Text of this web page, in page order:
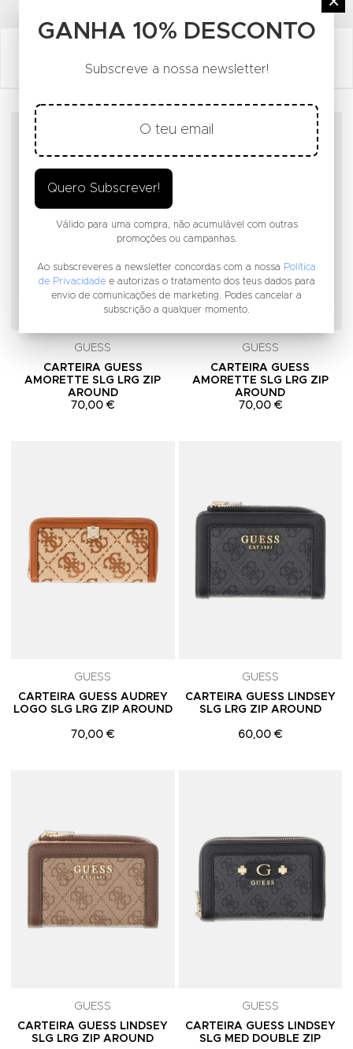
Adicionar aos Favoritos
GUESS
CARTEIRA GUESS
AMORETTE SLG LRG ZIP
AROUND
70,00 €
GUESS
CARTEIRA GUESS
AMORETTE SLG LRG ZIP
AROUND
70,00 €
GUESS
CARTEIRA GUESS AUDREY
LOGO SLG LRG ZIP AROUND
70,00 €
GUESS
CARTEIRA GUESS LINDSEY
SLG LRG ZIP AROUND
60,00 €
GUESS
CARTEIRA GUESS LINDSEY
SLG LRG ZIP AROUND
GUESS
CARTEIRA GUESS LINDSEY
SLG MED DOUBLE ZIP
Quero Subscrever!
promoções ou campanhas.
Ao subscreveres a newsletter concordas com a nossaPolítica
de Privacidadee autorizas o tratamento dos teus dados para
subscrição a qualquer momento.